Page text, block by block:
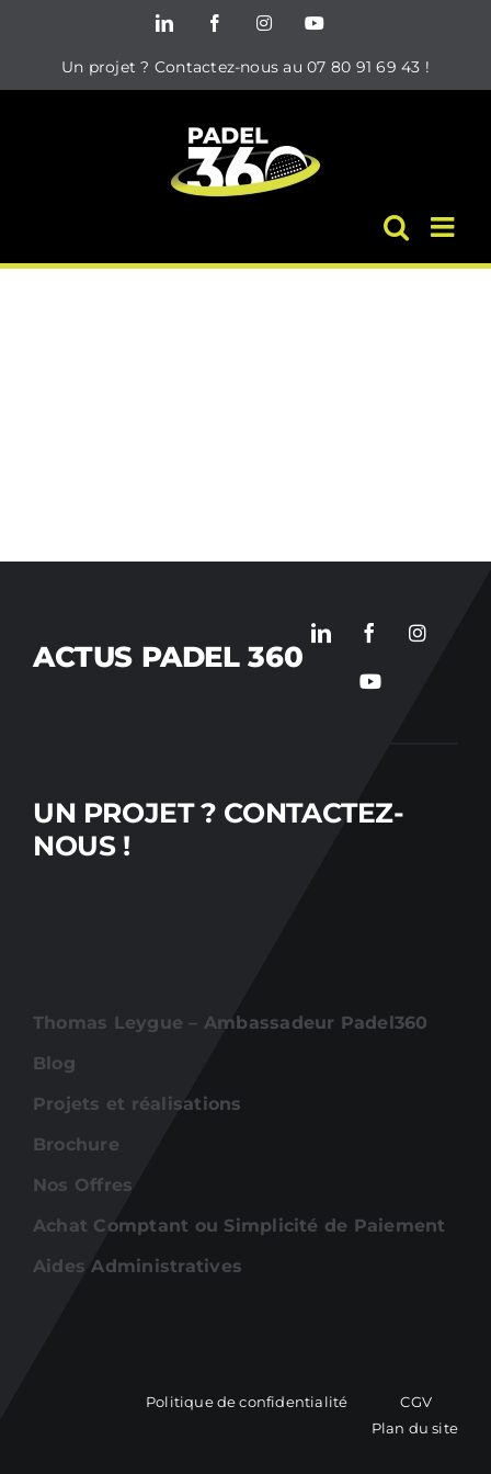
contenu
LinkedInFacebookInstagramYouTube
Un projet ? Contactez-nous au 07 80 91 69 43 !
ACTUS PADEL 360
UN PROJET ? CONTACTEZ-
NOUS !
Thomas Leygue – Ambassadeur Padel360
Blog
Projets et réalisations
Brochure
Nos Offres
Achat Comptant ou Simplicité de Paiement
Aides Administratives
Politique de confidentialité
CGV
Plan du site